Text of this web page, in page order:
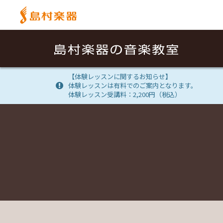
【体験レッスンに関するお知らせ】
体験レッスンは有料でのご案内となります。
体験レッスン受講料：2,200円（税込）